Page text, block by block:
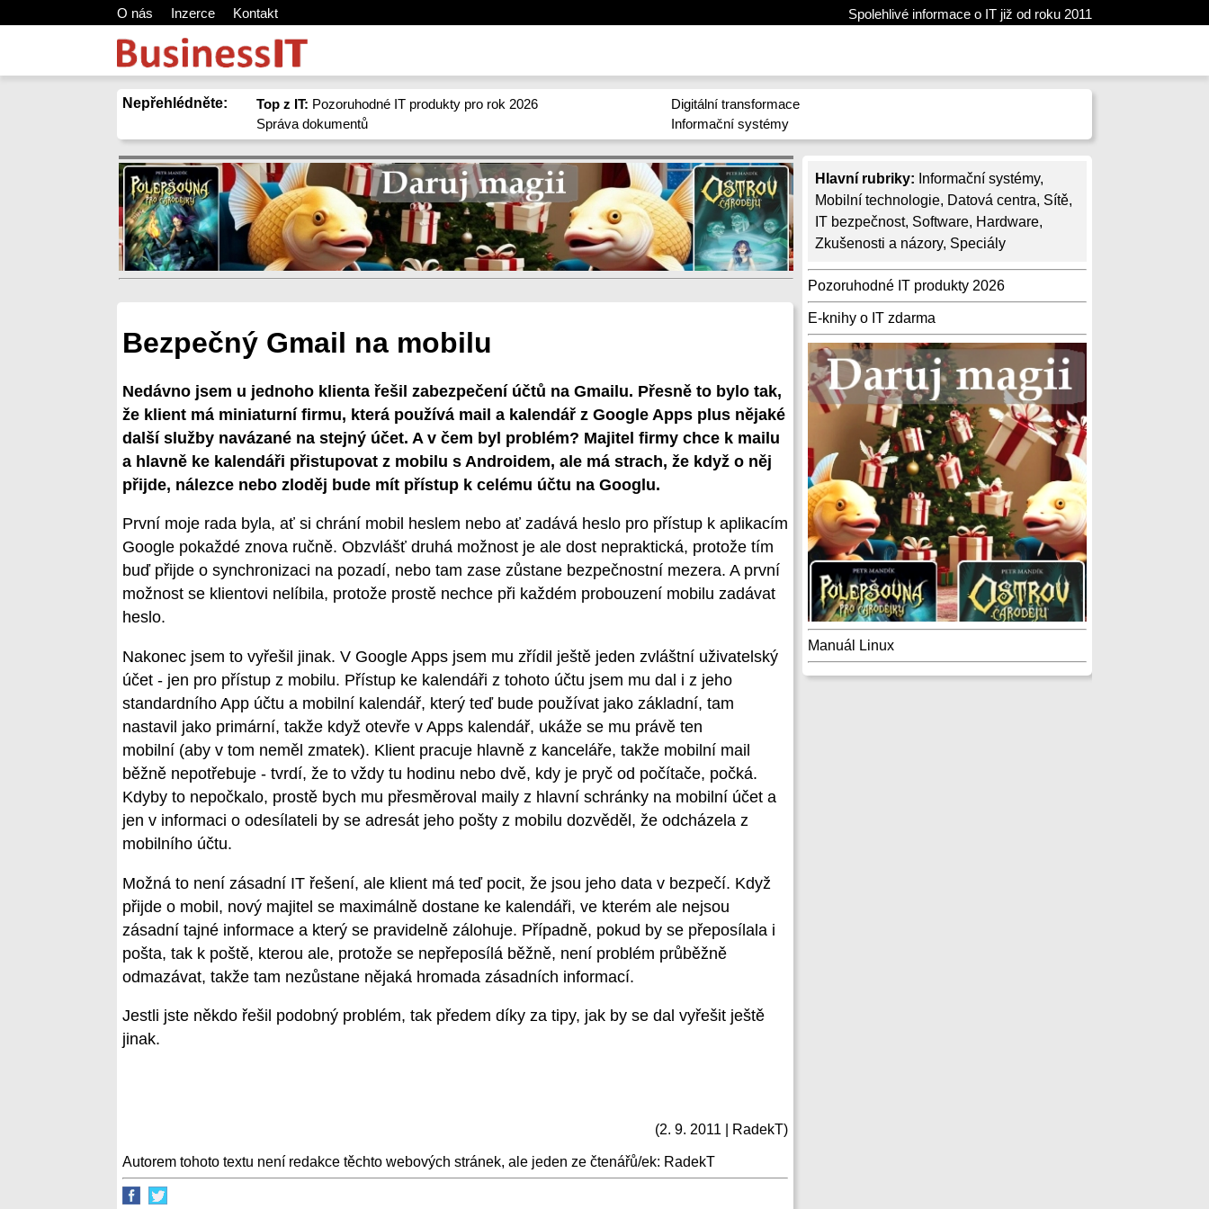
O nás Inzerce Kontakt Spolehlivé informace o IT již od roku 2011
Nepřehlédněte: Top z IT: Pozoruhodné IT produkty pro rok 2026
Správa dokumentů
Digitální transformace
Informační systémy
Hlavní rubriky: Informační systémy,
Mobilní technologie, Datová centra, Sítě,
IT bezpečnost, Software, Hardware,
Zkušenosti a názory, Speciály
Pozoruhodné IT produkty 2026
E-knihy o IT zdarma
Manuál Linux
Bezpečný Gmail na mobilu
Nedávno jsem u jednoho klienta řešil zabezpečení účtů na Gmailu. Přesně to bylo tak,
že klient má miniaturní firmu, která používá mail a kalendář z Google Apps plus nějaké
další služby navázané na stejný účet. A v čem byl problém? Majitel firmy chce k mailu
a hlavně ke kalendáři přistupovat z mobilu s Androidem, ale má strach, že když o něj
přijde, nálezce nebo zloděj bude mít přístup k celému účtu na Googlu.
První moje rada byla, ať si chrání mobil heslem nebo ať zadává heslo pro přístup k aplikacím
Google pokaždé znova ručně. Obzvlášť druhá možnost je ale dost nepraktická, protože tím
buď přijde o synchronizaci na pozadí, nebo tam zase zůstane bezpečnostní mezera. A první
možnost se klientovi nelíbila, protože prostě nechce při každém probouzení mobilu zadávat
heslo.
Nakonec jsem to vyřešil jinak. V Google Apps jsem mu zřídil ještě jeden zvláštní uživatelský
účet - jen pro přístup z mobilu. Přístup ke kalendáři z tohoto účtu jsem mu dal i z jeho
standardního App účtu a mobilní kalendář, který teď bude používat jako základní, tam
nastavil jako primární, takže když otevře v Apps kalendář, ukáže se mu právě ten
mobilní (aby v tom neměl zmatek). Klient pracuje hlavně z kanceláře, takže mobilní mail
běžně nepotřebuje - tvrdí, že to vždy tu hodinu nebo dvě, kdy je pryč od počítače, počká.
Kdyby to nepočkalo, prostě bych mu přesměroval maily z hlavní schránky na mobilní účet a
jen v informaci o odesílateli by se adresát jeho pošty z mobilu dozvěděl, že odcházela z
mobilního účtu.
Možná to není zásadní IT řešení, ale klient má teď pocit, že jsou jeho data v bezpečí. Když
přijde o mobil, nový majitel se maximálně dostane ke kalendáři, ve kterém ale nejsou
zásadní tajné informace a který se pravidelně zálohuje. Případně, pokud by se přeposílala i
pošta, tak k poště, kterou ale, protože se nepřeposílá běžně, není problém průběžně
odmazávat, takže tam nezůstane nějaká hromada zásadních informací.
Jestli jste někdo řešil podobný problém, tak předem díky za tipy, jak by se dal vyřešit ještě
jinak.
(2. 9. 2011 | RadekT)
Autorem tohoto textu není redakce těchto webových stránek, ale jeden ze čtenářů/ek: RadekT